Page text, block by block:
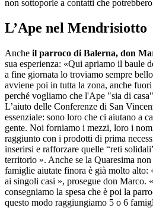
non sottoporle a contatti che
L’Ape nel Mendrisiotto
Anche il parroco di Balerna, don
sua esperienza: «Qui apriamo il baule
a fine giornata lo troviamo sempre
avviene poi in tutta la zona, anche
perché vogliamo che l'Ape "sia di
L’aiuto delle Conferenze di San
essenziale: sono loro che ci aiutano a
gente. Noi forniamo i mezzi, loro i
raggiunto con i prodotti di prima
inserirsi e rafforzare quelle “reti
territorio ». Anche se la Quaresima
famiglie aiutate finora è già molto alto:
ai singoli casi », prosegue don Marco.
consegniamo la spesa che è poi la
questo modo raggiungiamo 5 o 6